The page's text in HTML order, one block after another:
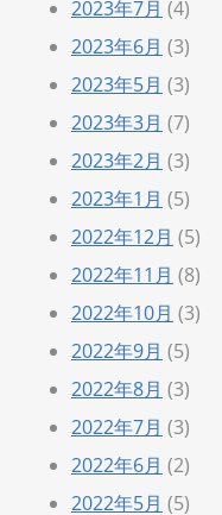
2023年7月 (4)
2023年6月 (3)
2023年5月 (3)
2023年3月 (7)
2023年2月 (3)
2023年1月 (5)
2022年12月 (5)
2022年11月 (8)
2022年10月 (3)
2022年9月 (5)
2022年8月 (3)
2022年7月 (3)
2022年6月 (2)
2022年5月 (5)